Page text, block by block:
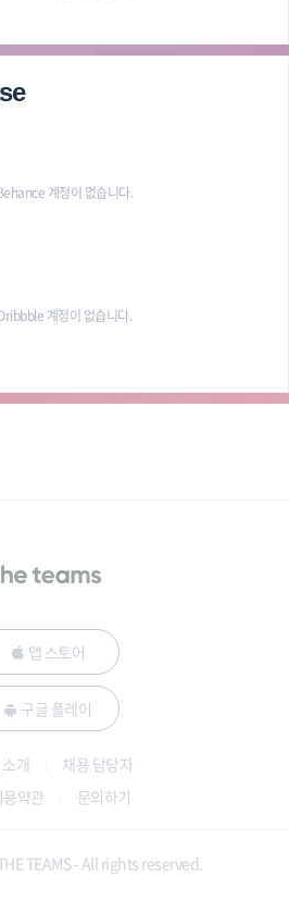
계정이 없습니다.
계정이 없습니다.
앱 스토어
구글 플레이
개
채용 담당자
용약관
문의하기
TEAMS - All rights reserved.